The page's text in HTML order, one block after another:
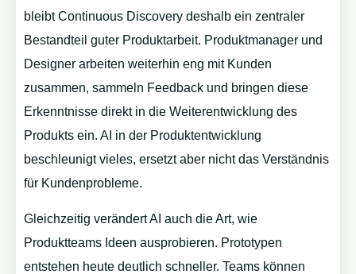
bleibt Continuous Discovery deshalb ein zentraler
Bestandteil guter Produktarbeit. Produktmanager und
Designer arbeiten weiterhin eng mit Kunden
zusammen, sammeln Feedback und bringen diese
Erkenntnisse direkt in die Weiterentwicklung des
Produkts ein. AI in der Produktentwicklung
beschleunigt vieles, ersetzt aber nicht das Verständnis
für Kundenprobleme.
Gleichzeitig verändert AI auch die Art, wie
Produktteams Ideen ausprobieren. Prototypen
entstehen heute deutlich schneller. Teams können